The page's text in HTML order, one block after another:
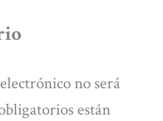
no será
están